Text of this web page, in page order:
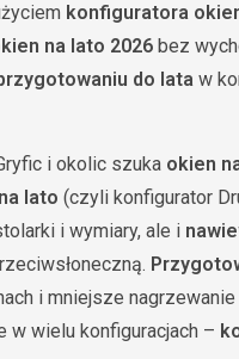
konfiguratora
na lato 2026 bez
do lata w
i okolic szuka okien
lato (czyli konfigurator
i wymiary, ale i
i mniejsze
w wielu konfiguracjach –